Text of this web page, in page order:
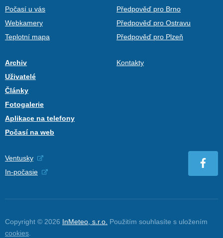
Počasí u vás
Webkamery
Teplotní mapa
Předpověď pro Brno
Předpověď pro Ostravu
Předpověď pro Plzeň
Archiv
Uživatelé
Články
Fotogalerie
Aplikace na telefony
Počasí na web
Kontakty
Ventusky
In-počasie
Copyright © 2026 InMeteo, s.r.o. Použitím souhlasíte s uložením
cookies